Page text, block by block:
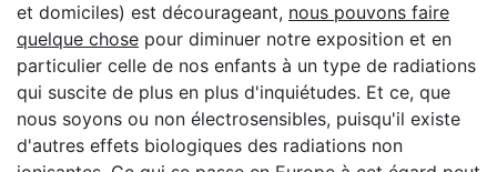
et domiciles) est décourageant, nous pouvons faire
quelque chose pour diminuer notre exposition et en
particulier celle de nos enfants à un type de radiations
qui suscite de plus en plus d'inquiétudes. Et ce, que
nous soyons ou non électrosensibles, puisqu'il existe
d'autres effets biologiques des radiations non